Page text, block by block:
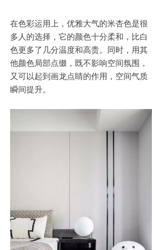
在色彩运用上，优雅大气的米杏色是很
多人的选择，它的颜色十分柔和，比白
色更多了几分温度和高贵。同时，用其
他颜色局部点缀，既不影响空间氛围，
又可以起到画龙点睛的作用，空间气质
瞬间提升。